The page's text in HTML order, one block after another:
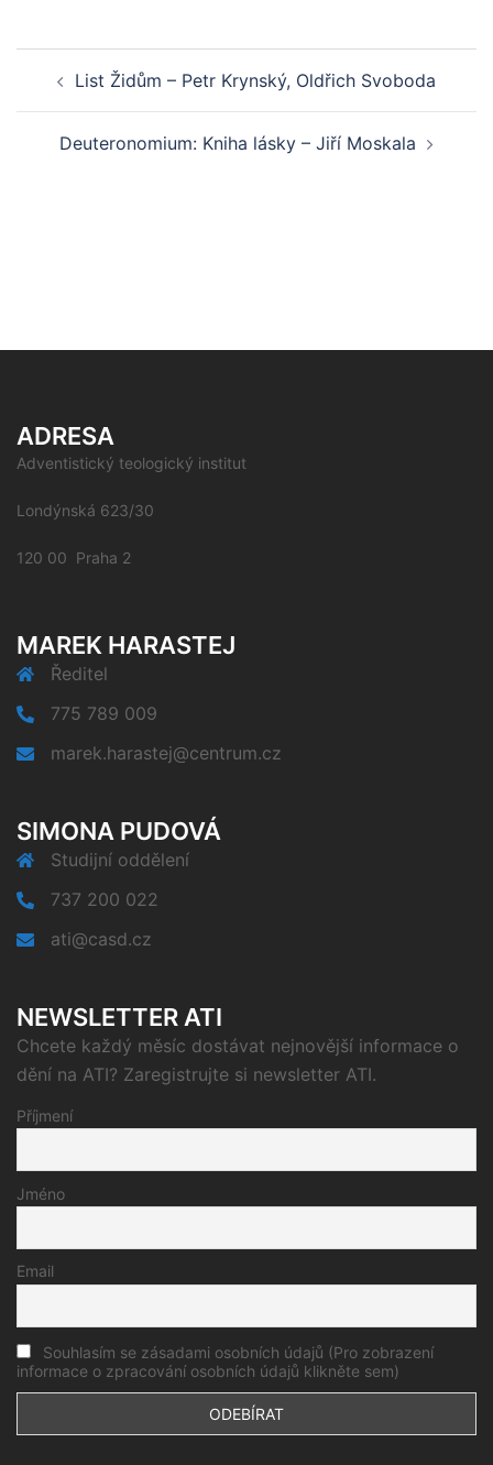
navigation
List Židům – Petr Krynský, Oldřich Svoboda
Deuteronomium: Kniha lásky – Jiří Moskala
ADRESA
Adventistický teologický institut
Londýnská 623/30
120 00 Praha 2
MAREK HARASTEJ
Ředitel
775 789 009
marek.harastej@centrum.cz
SIMONA PUDOVÁ
Studijní oddělení
737 200 022
ati@casd.cz
NEWSLETTER ATI
Chcete každý měsíc dostávat nejnovější informace o
dění na ATI? Zaregistrujte si newsletter ATI.
Příjmení
Jméno
Email
Souhlasím se zásadami osobních údajů (Pro zobrazení
informace o zpracování osobních údajů klikněte sem)